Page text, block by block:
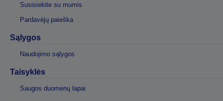
Susisiekite su mumis
Pardavėjų paieška
Sąlygos
Naudojimo sąlygos
Taisyklės
Saugos duomenų lapai